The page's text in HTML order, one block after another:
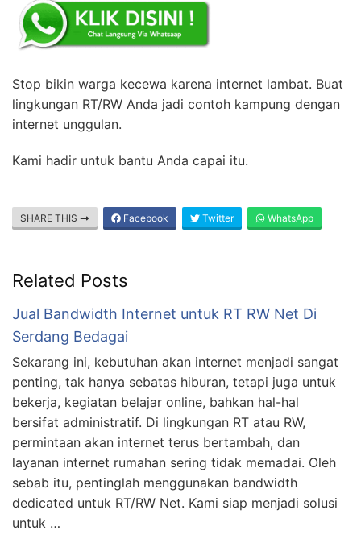
Stop bikin warga kecewa karena internet lambat. Buat
lingkungan RT/RW Anda jadi contoh kampung dengan
internet unggulan.
Kami hadir untuk bantu Anda capai itu.
SHARE THIS Facebook Twitter WhatsApp
Related Posts
Jual Bandwidth Internet untuk RT RW Net Di
Serdang Bedagai
Sekarang ini, kebutuhan akan internet menjadi sangat
penting, tak hanya sebatas hiburan, tetapi juga untuk
bekerja, kegiatan belajar online, bahkan hal-hal
bersifat administratif. Di lingkungan RT atau RW,
permintaan akan internet terus bertambah, dan
layanan internet rumahan sering tidak memadai. Oleh
sebab itu, pentinglah menggunakan bandwidth
dedicated untuk RT/RW Net. Kami siap menjadi solusi
untuk …